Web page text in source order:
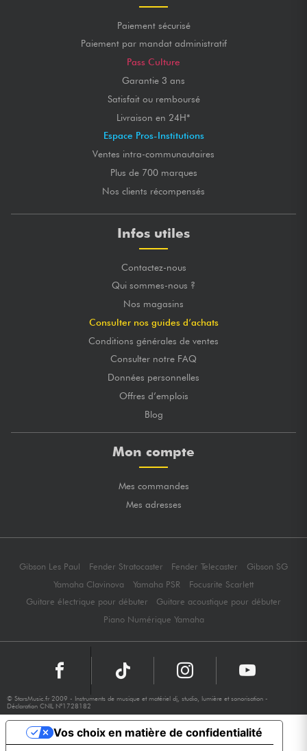
Paiement sécurisé
Paiement par mandat administratif
Pass Culture
Garantie 3 ans
Satisfait ou remboursé
Livraison en 24H*
Espace Pros-Institutions
Ventes intra-communautaires
Plus de 700 marques
Nos clients récompensés
Infos utiles
Contactez-nous
Qui sommes-nous ?
Nos magasins
Consulter nos guides d’achats
Conditions générales de ventes
Consulter notre FAQ
Données personnelles
Offres d’emplois
Blog
Mon compte
Mes commandes
Mes adresses
Gibson Les Paul Fender Stratocaster Fender Telecaster
Gibson SG
Yamaha Clavinova
Yamaha PSR
Focusrite Scarlett
Guitare électrique pour débuter
Guitare acoustique pour débuter
Piano Numérique Yamaha
© StarsMusic.fr 2009 - Instruments de musique et matériel dj, studio, lumière et sonorisation -
Déclaration CNIL N°1728182
Vos choix en matière de confidentialité